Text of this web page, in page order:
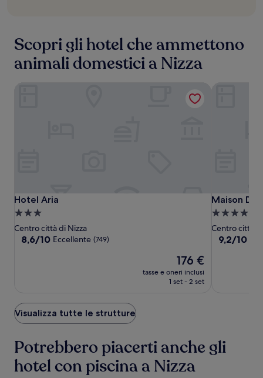
Scopri gli hotel che ammettono
animali domestici a Nizza
Hotel
Aria
Hotel
Aria
Hotel Aria
Hotel Aria
Struttura
a
3.0
Centro città di Nizza
8.6
8,6/10 Eccellente (749)
Il
prezzo
attuale
176 €
tasse e oneri inclusi
1 set - 2 set
Hotel Aria
Maison
Durante
Maison
Maison
Struttura
a
4.0
Centro città
9.2
9,2/10
Maison
Visualizza tutte le strutture
Potrebbero piacerti anche gli
hotel con piscina a Nizza